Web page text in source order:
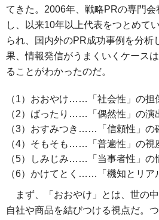
てきた。2006年、戦略PRの専門
し、以来10年以上代表をつとめて
られ、国内外のPR成功事例を分析
果、情報発信がうまくいくケース
ることがわかったのだ。
（1）おおやけ……「社会性」の担
（2）ばったり……「偶然性」の演
（3）おすみつき……「信頼性」の
（4）そもそも……「普遍性」の視
（5）しみじみ……「当事者性」の
（6）かけてとく……「機知とリア
まず、「おおやけ」とは、世の
自社や商品を結びつける視点だ。